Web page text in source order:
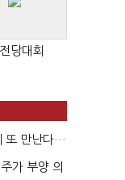
당대회
또 만난다…
가 부양 의